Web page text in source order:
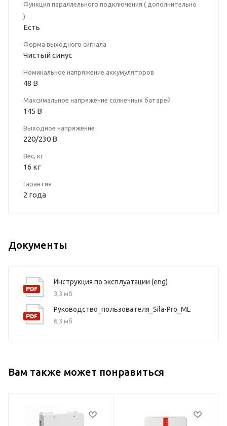
Функция параллельного подключения ( дополнительно
)
Есть
Форма выходного сигнала
Чистый синус
Номинальное напряжение аккумуляторов
48 В
Максимальное напряжение солнечных батарей
145 В
Выходное напряжение
220/230 В
Вес, кг
16 кг
Гарантия
2 года
Документы
Инструкция по эксплуатации (eng)
3,3 мб
Руководство_пользователя_Sila-Pro_ML
6,3 мб
Вам также может понравиться
Максимальная